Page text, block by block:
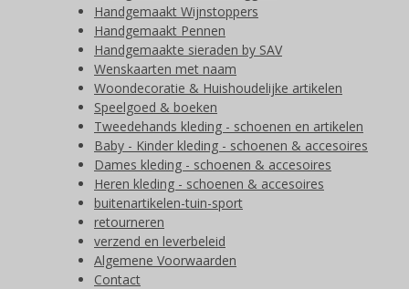
Handgemaakt Wijnstoppers
Handgemaakt Pennen
Handgemaakte sieraden by SAV
Wenskaarten met naam
Woondecoratie & Huishoudelijke artikelen
Speelgoed & boeken
Tweedehands kleding - schoenen en artikelen
Baby - Kinder kleding - schoenen & accesoires
Dames kleding - schoenen & accesoires
Heren kleding - schoenen & accesoires
buitenartikelen-tuin-sport
retourneren
verzend en leverbeleid
Algemene Voorwaarden
Contact